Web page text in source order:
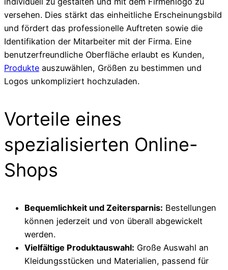
versehen. Dies stärkt das einheitliche Erscheinungsbild
und fördert das professionelle Auftreten sowie die
Identifikation der Mitarbeiter mit der Firma. Eine
benutzerfreundliche Oberfläche erlaubt es Kunden,
Produkte auszuwählen, Größen zu bestimmen und
Logos unkompliziert hochzuladen.
Vorteile eines
spezialisierten Online-
Shops
Bequemlichkeit und Zeitersparnis: Bestellungen
können jederzeit und von überall abgewickelt
werden.
Vielfältige Produktauswahl: Große Auswahl an
Kleidungsstücken und Materialien, passend für